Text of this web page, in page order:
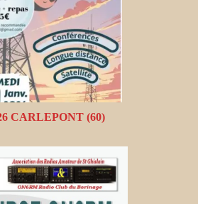
CARLEPONT (60)